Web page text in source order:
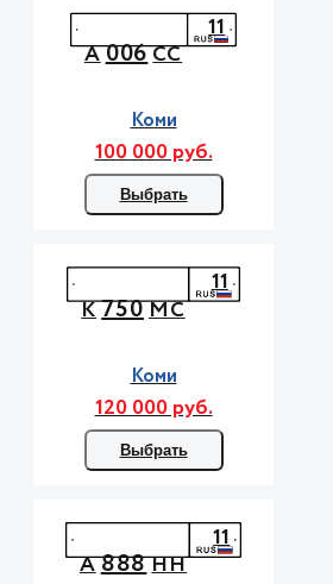
А006СС
11
Коми
100 000 руб.
Выбрать
К750МС
11
Коми
120 000 руб.
Выбрать
А888НН
11